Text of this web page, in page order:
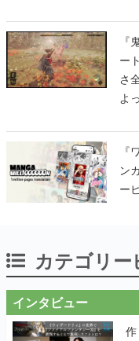
『
ー
さ
よ
『
ン
ー
カテゴリ
インタビュー